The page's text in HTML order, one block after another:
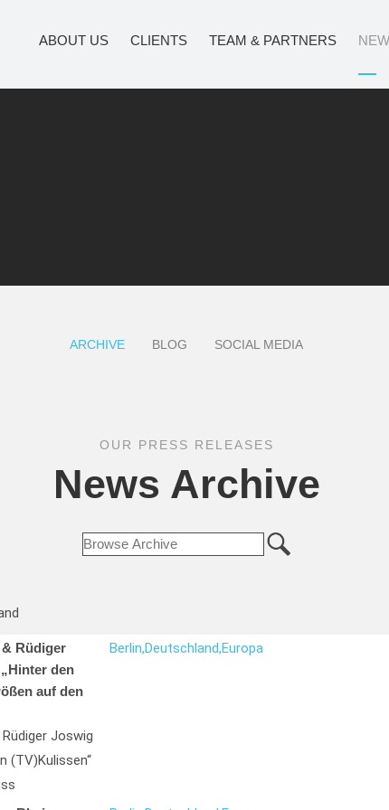
ABOUT US CLIENTS TEAM & PARTNERS
ARCHIVE BLOG SOCIAL MEDIA
OUR PRESS RELEASES
News Archive
Rüdiger
den
auf den
Joswig
(TV)Kulissen“
Berlin,Deutschland,Europa